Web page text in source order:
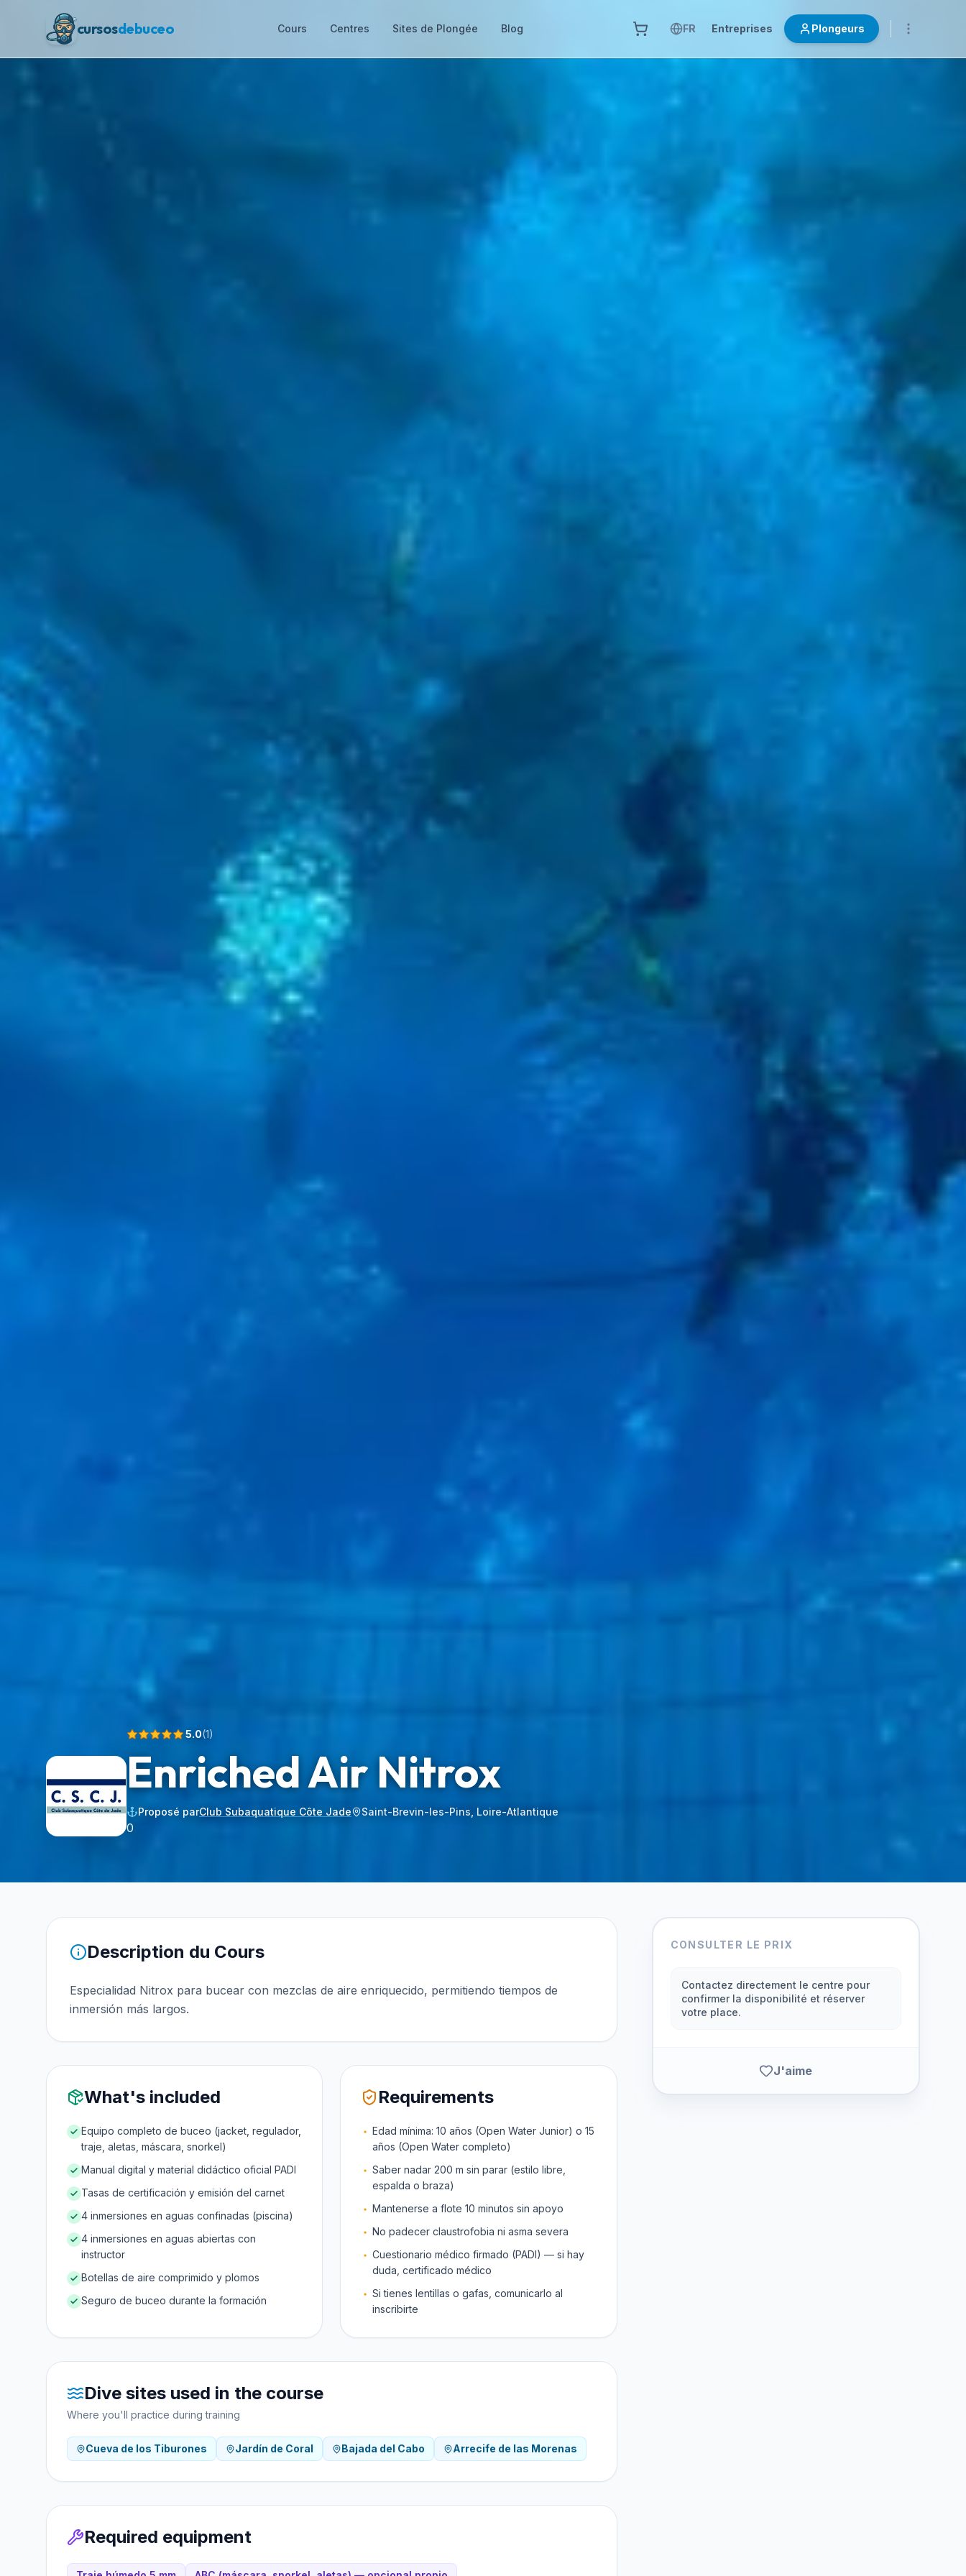
cursosdebuceo Cours Centres Sites de Plongée Blog FR Entreprises Plongeurs
5.0(1)
Enriched Air Nitrox
Proposé parClub Subaquatique Côte Jade Saint-Brevin-les-Pins, Loire-Atlantique
0
Description du Cours
Especialidad Nitrox para bucear con mezclas de aire enriquecido, permitiendo tiempos de
inmersión más largos.
What's included
Equipo completo de buceo (jacket, regulador,
traje, aletas, máscara, snorkel)
Manual digital y material didáctico oficial PADI
Tasas de certificación y emisión del carnet
4 inmersiones en aguas confinadas (piscina)
4 inmersiones en aguas abiertas con
instructor
Botellas de aire comprimido y plomos
Seguro de buceo durante la formación
Requirements
Edad mínima: 10 años (Open Water Junior) o 15
años (Open Water completo)
Saber nadar 200 m sin parar (estilo libre,
espalda o braza)
Mantenerse a flote 10 minutos sin apoyo
No padecer claustrofobia ni asma severa
Cuestionario médico firmado (PADI) — si hay
duda, certificado médico
Si tienes lentillas o gafas, comunicarlo al
inscribirte
Dive sites used in the course
Where you'll practice during training
Cueva de los Tiburones Jardín de Coral Bajada del Cabo Arrecife de las Morenas
Required equipment
CONSULTER LE PRIX
Contactez directement le centre pour
confirmer la disponibilité et réserver
votre place.
J'aime